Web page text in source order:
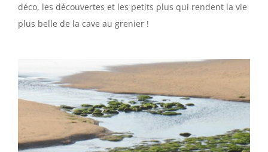
déco, les découvertes et les petits plus qui rendent la vie
plus belle de la cave au grenier !